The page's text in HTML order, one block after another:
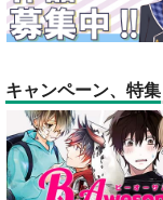
キャンペーン、特集